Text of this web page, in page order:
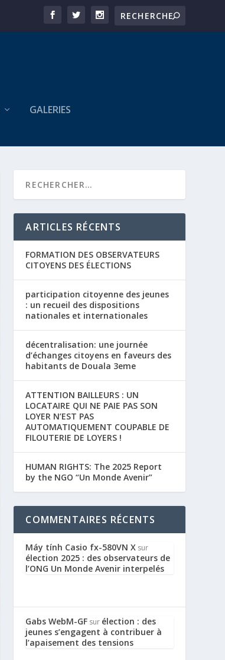
GALERIES
ARTICLES RÉCENTS
FORMATION DES OBSERVATEURS
CITOYENS DES ÉLECTIONS
participation citoyenne des jeunes
: un recueil des dispositions
nationales et internationales
décentralisation: une journée
d’échanges citoyens en faveurs des
habitants de Douala 3eme
ATTENTION BAILLEURS : UN
LOCATAIRE QUI NE PAIE PAS SON
LOYER N’EST PAS
AUTOMATIQUEMENT COUPABLE DE
FILOUTERIE DE LOYERS !
HUMAN RIGHTS: The 2025 Report
by the NGO “Un Monde Avenir”
COMMENTAIRES RÉCENTS
Máy tính Casio fx-580VN X sur
élection 2025 : des observateurs de
l’ONG Un Monde Avenir interpelés
Gabs WebM-GF sur élection : des
jeunes s’engagent à contribuer à
l’apaisement des tensions